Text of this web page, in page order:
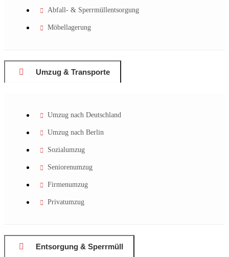
Abfall- & Sperrmüllentsorgung
Möbellagerung
Umzug & Transporte
Umzug nach Deutschland
Umzug nach Berlin
Sozialumzug
Seniorenumzug
Firmenumzug
Privatumzug
Entsorgung & Sperrmüll